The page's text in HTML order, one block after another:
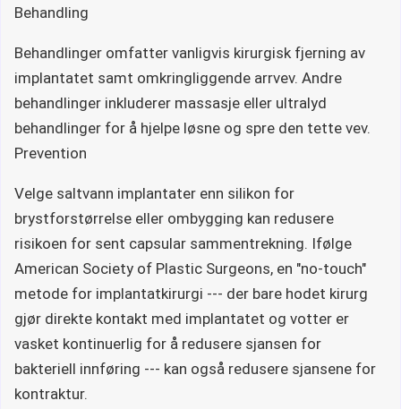
Behandling
Behandlinger omfatter vanligvis kirurgisk fjerning av
implantatet samt omkringliggende arrvev. Andre
behandlinger inkluderer massasje eller ultralyd
behandlinger for å hjelpe løsne og spre den tette vev.
Prevention
Velge saltvann implantater enn silikon for
brystforstørrelse eller ombygging kan redusere
risikoen for sent capsular sammentrekning. Ifølge
American Society of Plastic Surgeons, en "no-touch"
metode for implantatkirurgi --- der bare hodet kirurg
gjør direkte kontakt med implantatet og votter er
vasket kontinuerlig for å redusere sjansen for
bakteriell innføring --- kan også redusere sjansene for
kontraktur.